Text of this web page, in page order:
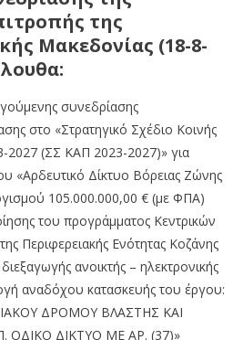
της
Μακεδονίας (18-8-
συνεδρίασης
στο «Στρατηγικό Σχέδιο Κοινής
2027 (ΣΣ ΚΑΠ 2023-2027)» για
«Αρδευτικό Δίκτυο Βόρειας Ζώνης
105.000.000,00 € (με ΦΠΑ)
του προγράμματος Κεντρικών
Περιφερειακής Ενότητας Κοζάνης
ανοικτής – ηλεκτρονικής
αναδόχου κατασκευής του έργου:
ΔΡΟΜΟΥ ΒΛΑΣΤΗΣ ΚΑΙ
ΔΙΚΤΥΟ ΜΕ ΑΡ. (37)»